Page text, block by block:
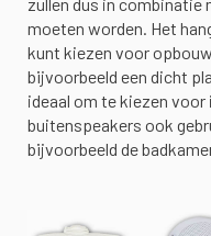
moeten worden. Het
kunt kiezen voor
bijvoorbeeld een dicht
ideaal om te kiezen voor
buitenspeakers ook
bijvoorbeeld de